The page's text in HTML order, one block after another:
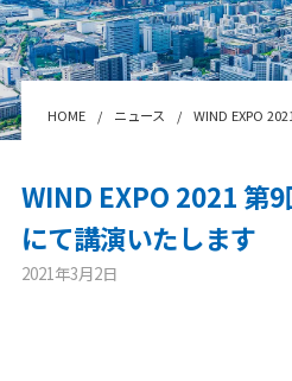
システムインテグレ
セミナー・スクール
Webサービス・アプ
ニュース
2026年
HOME ニュース WIND EXPO
WIND EXPO 2021 第
にて講演いたします
2021年3月2日